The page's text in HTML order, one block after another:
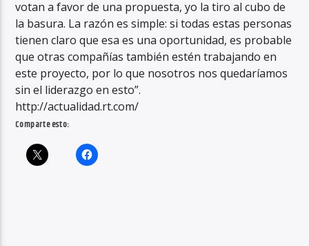
votan a favor de una propuesta, yo la tiro al cubo de
la basura. La razón es simple: si todas estas personas
tienen claro que esa es una oportunidad, es probable
que otras compañías también estén trabajando en
este proyecto, por lo que nosotros nos quedaríamos
sin el liderazgo en esto”.
http://actualidad.rt.com/
Comparte esto: